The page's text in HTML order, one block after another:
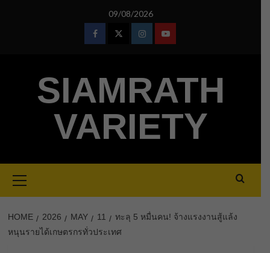
09/08/2026
FacebookTwitterInstagramYoutube
SIAMRATH
VARIETY
Menu
HOME 2026 MAY 11
ทะลุ 5 หมื่นคน! จ้างแรงงานสู้แล้ง
หนุนรายได้เกษตรกรทั่วประเทศ